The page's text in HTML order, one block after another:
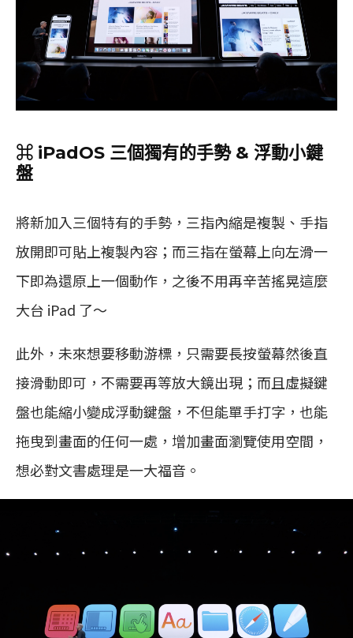
⌘ iPadOS 三個獨有的手勢 & 浮動小鍵
盤
將新加入三個特有的手勢，三指內縮是複製、手指
放開即可貼上複製內容；而三指在螢幕上向左滑一
下即為還原上一個動作，之後不用再辛苦搖晃這麼
大台 iPad 了～
此外，未來想要移動游標，只需要長按螢幕然後直
接滑動即可，不需要再等放大鏡出現；而且虛擬鍵
盤也能縮小變成浮動鍵盤，不但能單手打字，也能
拖曳到畫面的任何一處，增加畫面瀏覽使用空間，
想必對文書處理是一大福音。